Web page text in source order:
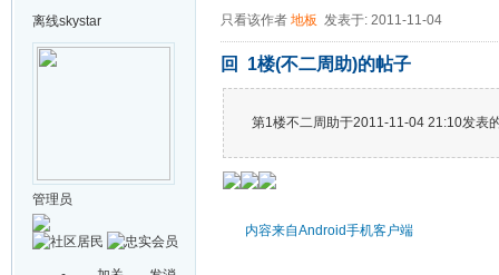
离线skystar
管理员
只看该作者 地板 发表于: 2011-11-04
回 1楼(不二周助)的帖子
第1楼不二周助于2011-11-04 21:10发表
内容来自Android手机客户端